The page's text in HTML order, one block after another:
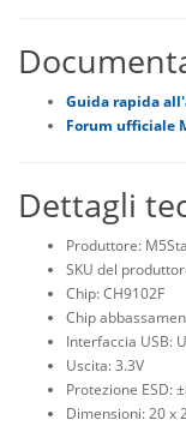
Guida rapida
Forum ufficiale
Dettagli
Produttore:
SKU del
Chip: CH9102F
Chip
Interfaccia USB:
Uscita: 3.3V
Protezione ESD:
Dimensioni: 20 x